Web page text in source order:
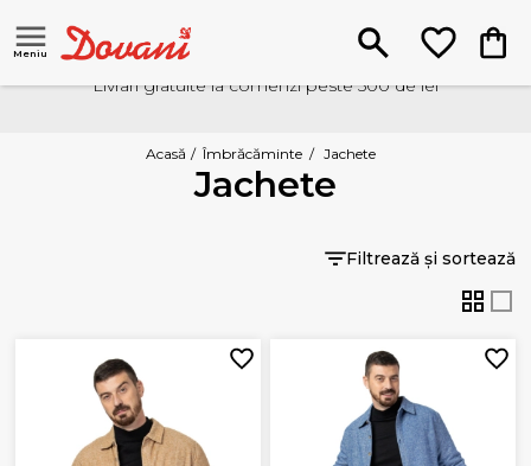
Meniu
Livrari gratuite la comenzi peste 500 de lei
Acasă / Îmbrăcăminte / Jachete
Jachete
Filtrează și sortează